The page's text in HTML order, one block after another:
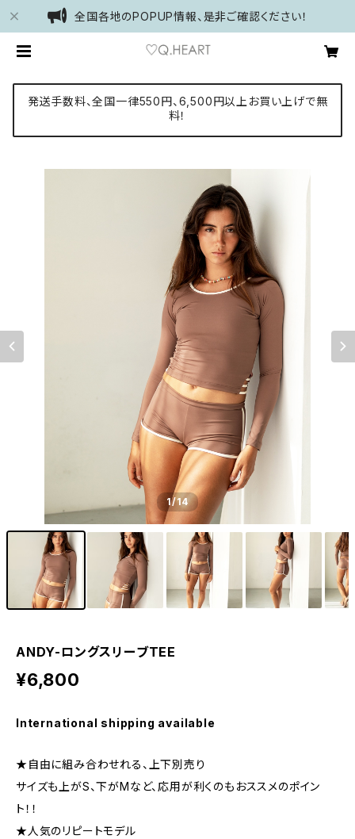
全国各地のPOPUP情報、是非ご確認ください！
発送手数料、全国一律550円、6,500円以上お買い上げで無
料！
1/14
ANDY-ロングスリーブTEE
¥6,800
International shipping available
★自由に組み合わせれる、上下別売り
サイズも上がS、下がMなど、応用が利くのもおススメのポイン
ト！！
★人気のリピートモデル